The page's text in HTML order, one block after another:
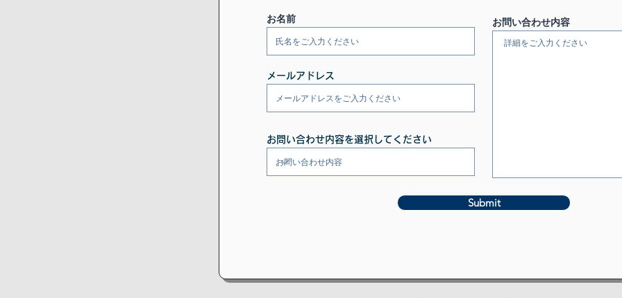
お名前
メールアドレス
お問い合わせ内容を選択してください
お問い合わせ内容
Submit